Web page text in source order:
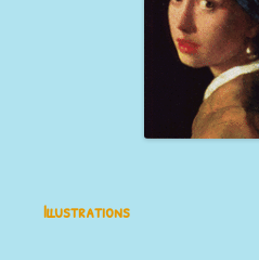
Illustrations